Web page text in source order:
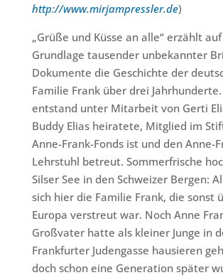
http://www.mirjampressler.de)
„Grüße und Küsse an alle“ erzählt
Grundlage tausender unbekannter
Dokumente die Geschichte der
Familie Frank über drei
entstand unter Mitarbeit von Gerti
Buddy Elias heiratete, Mitglied im
Anne-Frank-Fonds ist und den Anne-
Lehrstuhl betreut. Sommerfrische
Silser See in den Schweizer Bergen:
sich hier die Familie Frank, die sonst
Europa verstreut war. Noch Anne
Großvater hatte als kleiner Junge in
Frankfurter Judengasse hausieren
doch schon eine Generation später